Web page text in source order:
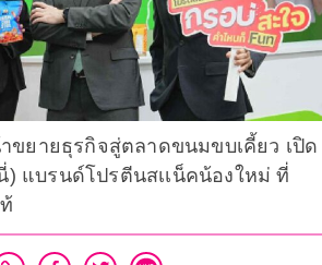
าขยายธุรกิจสู่ตลาดขนมขบเคี้ยว เปิด
นี่) แบรนด์โปรตีนสเเน็คน้องใหม่ ที่